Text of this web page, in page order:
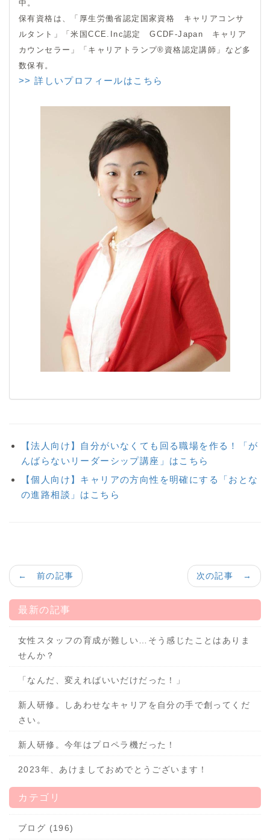
中。
保有資格は、「厚生労働省認定国家資格 キャリアコンサ
ルタント」「米国CCE.Inc認定 GCDF-Japan キャリア
カウンセラー」「キャリアトランプ®資格認定講師」など多
数保有。
>> 詳しいプロフィールはこちら
【法人向け】自分がいなくても回る職場を作る！「が
んばらないリーダーシップ講座」はこちら
【個人向け】キャリアの方向性を明確にする「おとな
の進路相談」はこちら
次の記事 →
← 前の記事
最新の記事
女性スタッフの育成が難しい…そう感じたことはありま
せんか？
「なんだ、変えればいいだけだった！」
新人研修。しあわせなキャリアを自分の手で創ってくだ
さい。
新人研修。今年はプロペラ機だった！
2023年、あけましておめでとうございます！
カテゴリ
ブログ (196)